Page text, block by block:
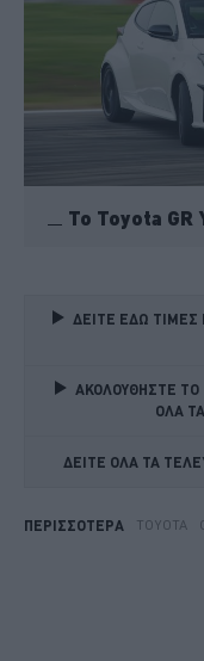
To Toyota GR
ΔΕΙΤΕ ΕΔΩ ΤΙΜΕΣ
ΑΚΟΛΟΥΘΗΣΤΕ ΤΟ
ΟΛΑ
ΔΕΙΤΕ ΟΛΑ ΤΑ
ΠΕΡΙΣΣΟΤΕΡΑ TOYOTA